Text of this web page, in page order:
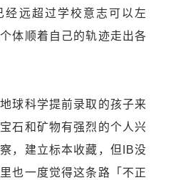
经远超过学校意志可以左
体顺着自己的轨迹走出各
球科学提前录取的孩子来
石和矿物有强烈的个人兴
，建立标本收藏，但 IB没
也一度觉得这条路「不正